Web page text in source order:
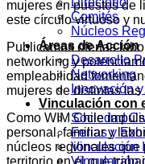
Comités
Núcleos
Áreas de Acción
Desarrollo
Networking
Innovación
Vinculación con
Sociedad
Ferias y
Vinculación
Vinculación
mujeres en puestos de
este círculo virtuoso y
Publicamos ofertas
networking y
empleabilidad
mujeres de distintas
Como WIM Chile
personal, familiar y
núcleos regionales que
territorio en el que